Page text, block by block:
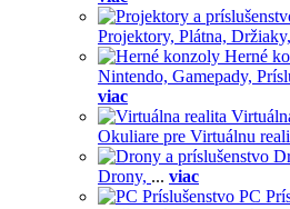
Projektory, Plátna, Držiaky,
Herné
Nintendo, Gamepady,
viac
Okuliare pre Virtuálnu
Drony, ... viac
PC